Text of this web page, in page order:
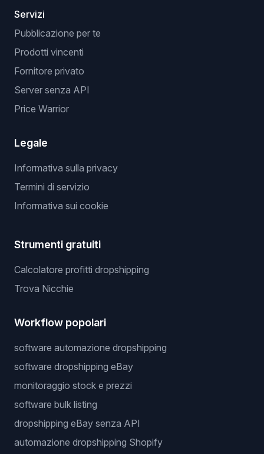
Servizi
Pubblicazione per te
Prodotti vincenti
Fornitore privato
Server senza API
Price Warrior
Legale
Informativa sulla privacy
Termini di servizio
Informativa sui cookie
Strumenti gratuiti
Calcolatore profitti dropshipping
Trova Nicchie
Workflow popolari
software automazione dropshipping
software dropshipping eBay
monitoraggio stock e prezzi
software bulk listing
dropshipping eBay senza API
automazione dropshipping Shopify